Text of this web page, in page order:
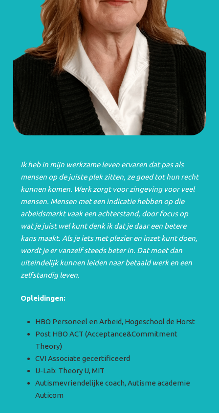
Ik heb in mijn werkzame leven ervaren dat pas als
mensen op de juiste plek zitten, ze goed tot hun recht
kunnen komen. Werk zorgt voor zingeving voor veel
mensen. Mensen met een indicatie hebben op die
arbeidsmarkt vaak een achterstand, door focus op
wat je juist wel kunt denk ik dat je daar een betere
kans maakt. Als je iets met plezier en inzet kunt doen,
wordt je er vanzelf steeds beter in. Dat moet dan
uiteindelijk kunnen leiden naar betaald werk en een
zelfstandig leven.
Opleidingen:
HBO Personeel en Arbeid, Hogeschool de Horst
Post HBO ACT (Acceptance&Commitment
Theory)
CVI Associate gecertificeerd
U-Lab: Theory U, MIT
Autismevriendelijke coach, Autisme academie
Auticom